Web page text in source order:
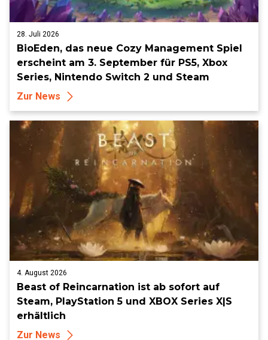
28. Juli 2026
BioEden, das neue Cozy Management Spiel
erscheint am 3. September für PS5, Xbox
Series, Nintendo Switch 2 und Steam
Zur News
4. August 2026
Beast of Reincarnation ist ab sofort auf
Steam, PlayStation 5 und XBOX Series X|S
erhältlich
Zur News